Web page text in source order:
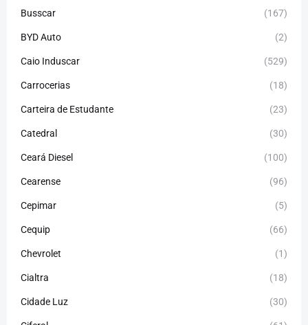
Busscar (167)
BYD Auto (2)
Caio Induscar (529)
Carrocerias (18)
Carteira de Estudante (23)
Catedral (30)
Ceará Diesel (100)
Cearense (96)
Cepimar (5)
Cequip (66)
Chevrolet (1)
Cialtra (18)
Cidade Luz (30)